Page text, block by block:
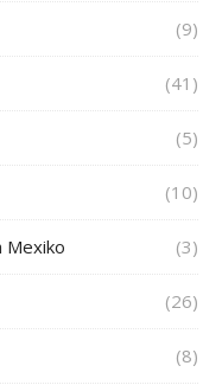
(9)
(41)
(5)
(10)
Mexiko (3)
(26)
(8)